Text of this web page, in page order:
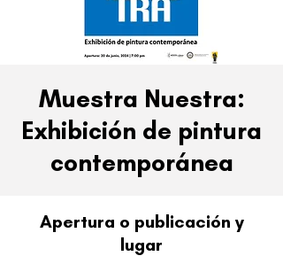
Muestra Nuestra:
Exhibición de pintura
contemporánea
Apertura o publicación y
lugar